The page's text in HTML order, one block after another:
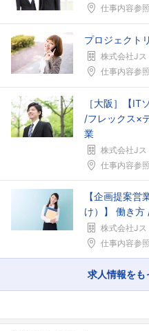
仕事内容参照
プロジェクト
株式会社Jス
仕事内容参照
［大阪］【IT
/フレックス×
業
株式会社Jス
仕事内容参照
【企画提案営
け）】 働き方
株式会社Jス
仕事内容参照
求人情報をも